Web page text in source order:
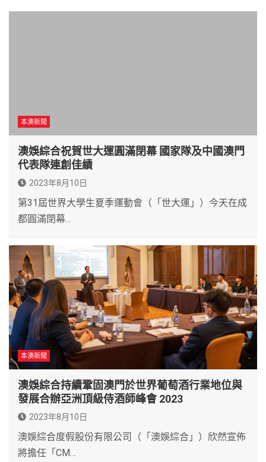
本澳新聞
澳娛綜合祝賀世大運圓滿閉幕 國家隊及中國澳門
代表隊連創佳績
2023年8月10日
第31屆世界大學生夏季運動會（「世大運」）今天在成
都圓滿閉幕…
本澳新聞
澳娛綜合持續鞏固澳門於世界葡萄酒行業地位與
發展合辦亞洲頂級侍酒師峰會 2023
2023年8月10日
澳娛綜合度假股份有限公司（「澳娛綜合」）欣然宣佈
將擔任「CM…